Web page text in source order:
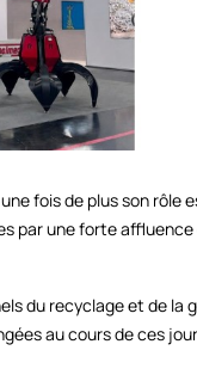
fois de plus son
par une forte
du recyclage et de la
au cours de ces